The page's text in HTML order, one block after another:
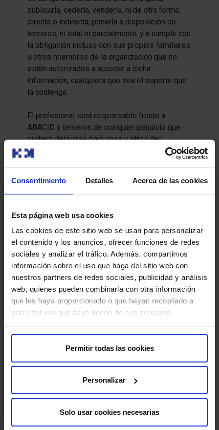
Consentimiento Detalles Acerca de las cookies
Esta página web usa cookies
Las cookies de este sitio web se usan para personalizar
el contenido y los anuncios, ofrecer funciones de redes
sociales y analizar el tráfico. Además, compartimos
información sobre el uso que haga del sitio web con
nuestros partners de redes sociales, publicidad y análisis
web, quienes pueden combinarla con otra información
que les haya proporcionado o que hayan recopilado a
partir del uso que haya hecho de sus servicios.
Permitir todas las cookies
Personalizar
Solo usar cookies necesarias
publicarla, cederla, venderla, ni de otra forma,
directa o indirecta, ponerla a disposición de
terceros, ni total ni parcialmente, y a cumplir con
la obligación incluso con sus propios familiares
u otros miembros de la organización que no
estén autorizados a acceder a dicha
información, cualquiera que sea el soporte que
la contenga.
El profesional será responsable frente a
ABACID y terceros de cualquier perjuicio que
pudiera derivarse para unos y otros del
incumplimiento de los compromisos expuestos
de este acuerdo, pudiendo suponer el inicio de
las indemnizaciones, sanciones y daños o
perjuicios que ABACID se vea obligada a
incumplimiento.
Aceptar Rechazar
Sobre nosotros
Excelencia y calidad​